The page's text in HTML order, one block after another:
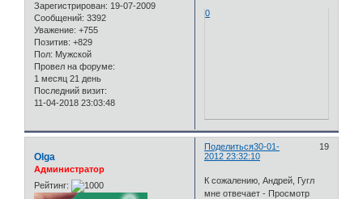
Зарегистрирован: 19-07-2009
Сообщений: 3392
Уважение: +755
Позитив: +829
Пол: Мужской
Провел на форуме:
1 месяц 21 день
Последний визит:
11-04-2018 23:03:48
0
Поделиться 19
30-01-
2012 23:32:10
Olga
Администратор
Рейтинг:
К сожалению, Андрей, Гугл
мне отвечает - Просмотр